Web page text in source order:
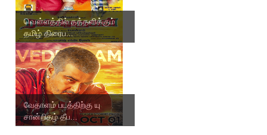
வௌ்ளத்தில் தத்தளிக்கும்
தமிழ் திரைப...
வேதாளம் படத்திற்கு யு
சான்றிதழ் தீப...